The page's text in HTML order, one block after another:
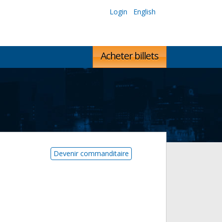
Login English
Acheter billets
Devenir commanditaire